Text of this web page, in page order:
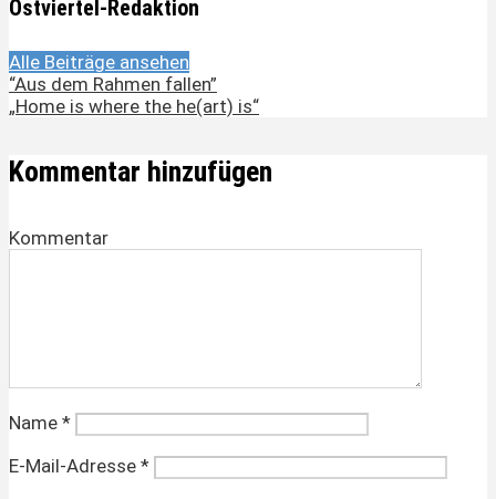
Ostviertel-Redaktion
Alle Beiträge ansehen
“Aus dem Rahmen fallen”
„Home is where the he(art) is“
Kommentar hinzufügen
Kommentar
Name *
E-Mail-Adresse *